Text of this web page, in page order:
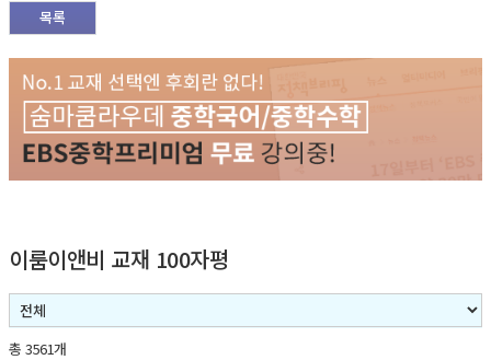
목록
이룸이앤비 교재 100자평
총 3561개